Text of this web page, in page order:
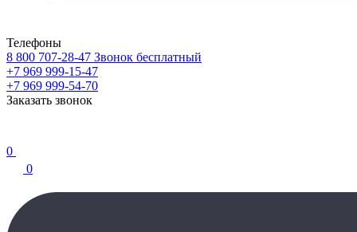
Телефоны
8 800 707-28-47 Звонок бесплатный
+7 969 999-15-47
+7 969 999-54-70
Заказать звонок
0
0